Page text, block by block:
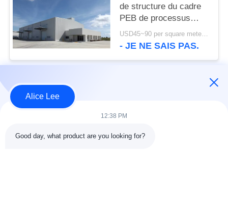
de structure du cadre
PEB de processus
établissant la norme de
l'OIN
USD45~90 per square meter MOQ:1000 mètres carrés
- JE NE SAIS PAS.
Catégories populaires Tous
structure métallique
métallique
Alice Lee
12:38 PM
Good day, what product are you looking for?